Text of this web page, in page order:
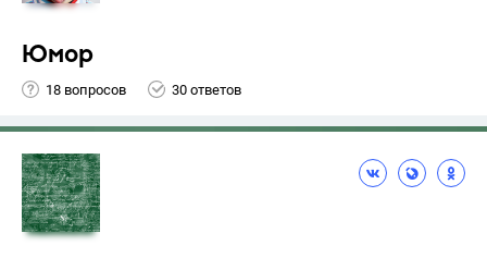
Юмор
18 вопросов 30 ответов